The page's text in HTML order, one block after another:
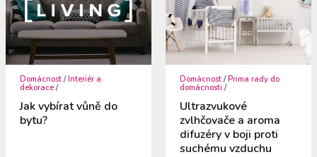
Domácnost /Interiér a
dekorace /
Jak vybírat vůně do
bytu?
Domácnost /Prima rady do
domácnosti /
Ultrazvukové
zvlhčovače a aroma
difuzéry v boji proti
suchému vzduchu